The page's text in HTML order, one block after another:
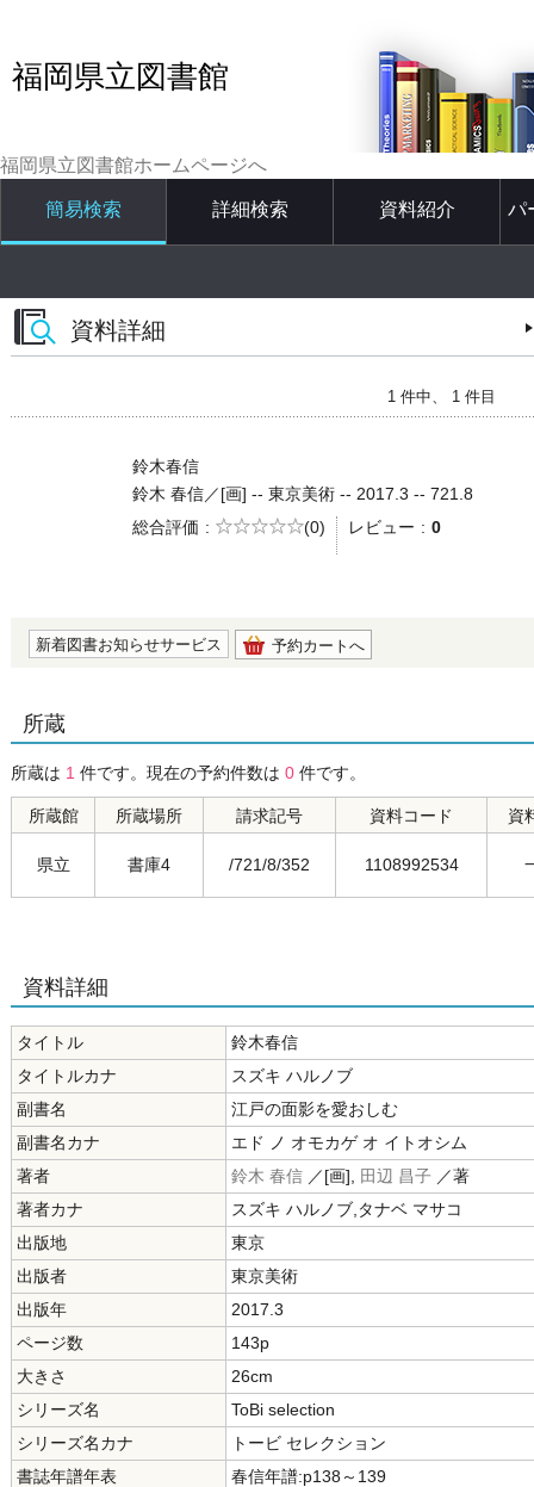
福岡県立図書館
福岡県立図書館ホームページへ
簡易検索 詳細検索 資料紹介 パ
資料詳細
1 件中、 1 件目
鈴木春信
鈴木 春信／[画] -- 東京美術 -- 2017.3 -- 721.8
総合評価
5段階評価
(0) レビュー 0
新着図書お知らせサービス 予約カートへ
所蔵
所蔵は 1 件です。現在の予約件数は 0 件です。
所蔵館 所蔵場所 請求記号 資料コード 資
県立 書庫4 /721/8/352 1108992534
資料詳細
タイトル
鈴木春信
タイトルカナ
スズキ ハルノブ
副書名
江戸の面影を愛おしむ
副書名カナ
エド ノ オモカゲ オ イトオシム
著者
鈴木 春信 ／[画], 田辺 昌子 ／著
著者カナ
スズキ ハルノブ,タナベ マサコ
出版地
東京
出版者
東京美術
出版年
2017.3
ページ数
143p
大きさ
26cm
シリーズ名
ToBi selection
シリーズ名カナ
トービ セレクション
書誌年譜年表
春信年譜:p138～139